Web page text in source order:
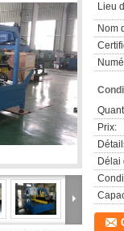
Lieu
Nom
Prix:
Délai